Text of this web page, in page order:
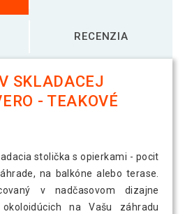
RECENZIA
SKLADACEJ
- TEAKOVÉ
stolička s opierkami - pocit
na balkóne alebo terase.
v nadčasovom dizajne
na Vašu záhradu